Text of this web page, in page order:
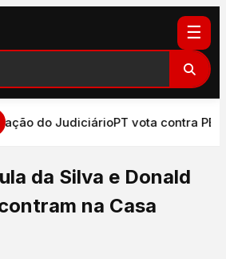
☰
do JudiciárioPT vota contra PEC
da Silva e Donald
na Casa